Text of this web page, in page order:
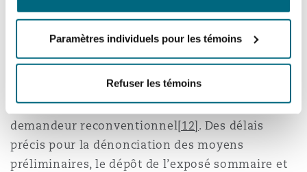
Paramètres individuels pour les témoins
Refuser les témoins
Les modifications prévoient, notamment, la
que l’imposition d’une limite de cinq pages pour
la demande introductive d’instance[11], de deux
pages pour l’exposé sommaire en défense,
augmenté à sept si le défendeur se porte
demandeur reconventionnel[12] . Des délais
précis pour la dénonciation des moyens
préliminaires, le dépôt de l’exposé sommaire et